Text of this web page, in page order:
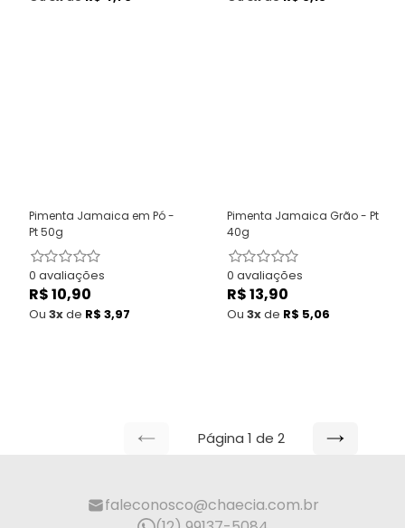
Pimenta Jamaica em Pó -
Pt 50g
0 avaliações
Preço
normal
R$ 10,90
Ou 3xde R$ 3,97
Pimenta Jamaica Grão - Pt
40g
0 avaliações
Preço
normal
R$ 13,90
Ou 3xde R$ 5,06
Página 1 de 2
faleconosco@chaecia.com.br